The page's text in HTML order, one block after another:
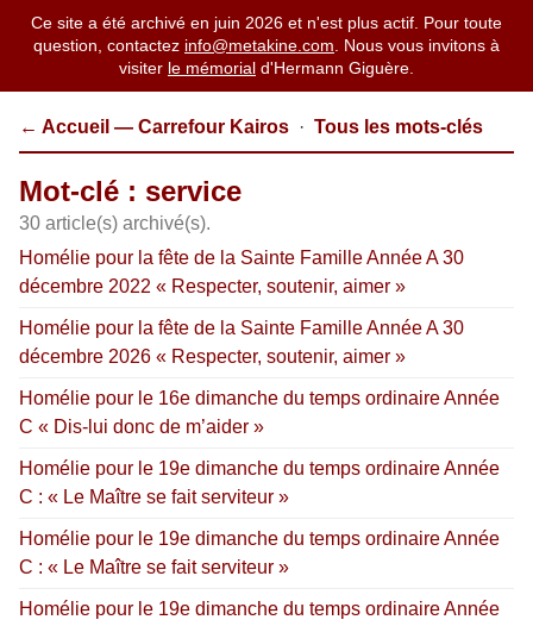
Ce site a été archivé en juin 2026 et n'est plus actif. Pour toute
question, contactez info@metakine.com . Nous vous invitons à
visiter le mémorial d'Hermann Giguère.
← Accueil — Carrefour Kairos · Tous les mots-clés
Mot-clé : service
30 article(s) archivé(s).
Homélie pour la fête de la Sainte Famille Année A 30
décembre 2022 « Respecter, soutenir, aimer »
Homélie pour la fête de la Sainte Famille Année A 30
décembre 2026 « Respecter, soutenir, aimer »
Homélie pour le 16e dimanche du temps ordinaire Année
C « Dis-lui donc de m’aider »
Homélie pour le 19e dimanche du temps ordinaire Année
C : « Le Maître se fait serviteur »
Homélie pour le 19e dimanche du temps ordinaire Année
C : « Le Maître se fait serviteur »
Homélie pour le 19e dimanche du temps ordinaire Année